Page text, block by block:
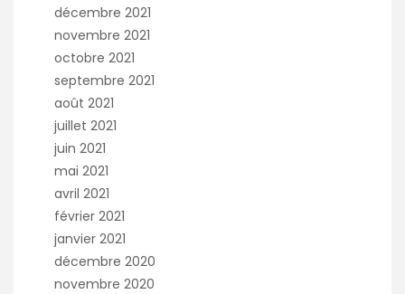
décembre 2021
novembre 2021
octobre 2021
septembre 2021
août 2021
juillet 2021
juin 2021
mai 2021
avril 2021
février 2021
janvier 2021
décembre 2020
novembre 2020